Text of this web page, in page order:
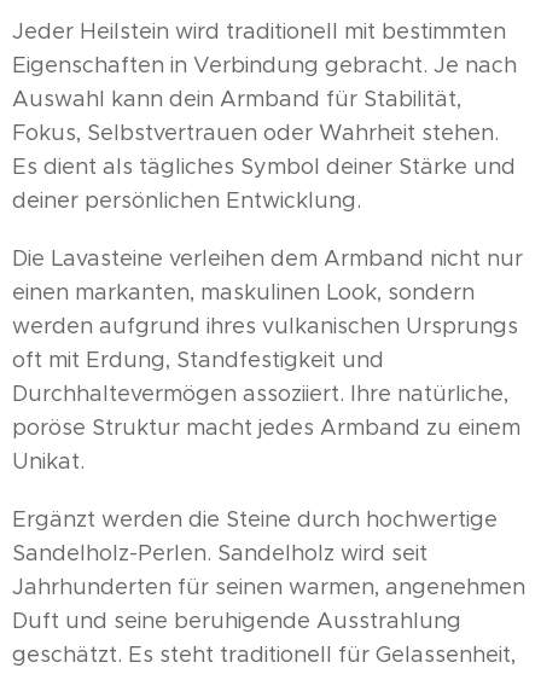
Jeder Heilstein wird traditionell mit bestimmten
Eigenschaften in Verbindung gebracht. Je nach
Auswahl kann dein Armband für Stabilität,
Fokus, Selbstvertrauen oder Wahrheit stehen.
Es dient als tägliches Symbol deiner Stärke und
deiner persönlichen Entwicklung.
Die Lavasteine verleihen dem Armband nicht nur
einen markanten, maskulinen Look, sondern
werden aufgrund ihres vulkanischen Ursprungs
oft mit Erdung, Standfestigkeit und
Durchhaltevermögen assoziiert. Ihre natürliche,
poröse Struktur macht jedes Armband zu einem
Unikat.
Ergänzt werden die Steine durch hochwertige
Sandelholz-Perlen. Sandelholz wird seit
Jahrhunderten für seinen warmen, angenehmen
Duft und seine beruhigende Ausstrahlung
geschätzt. Es steht traditionell für Gelassenheit,